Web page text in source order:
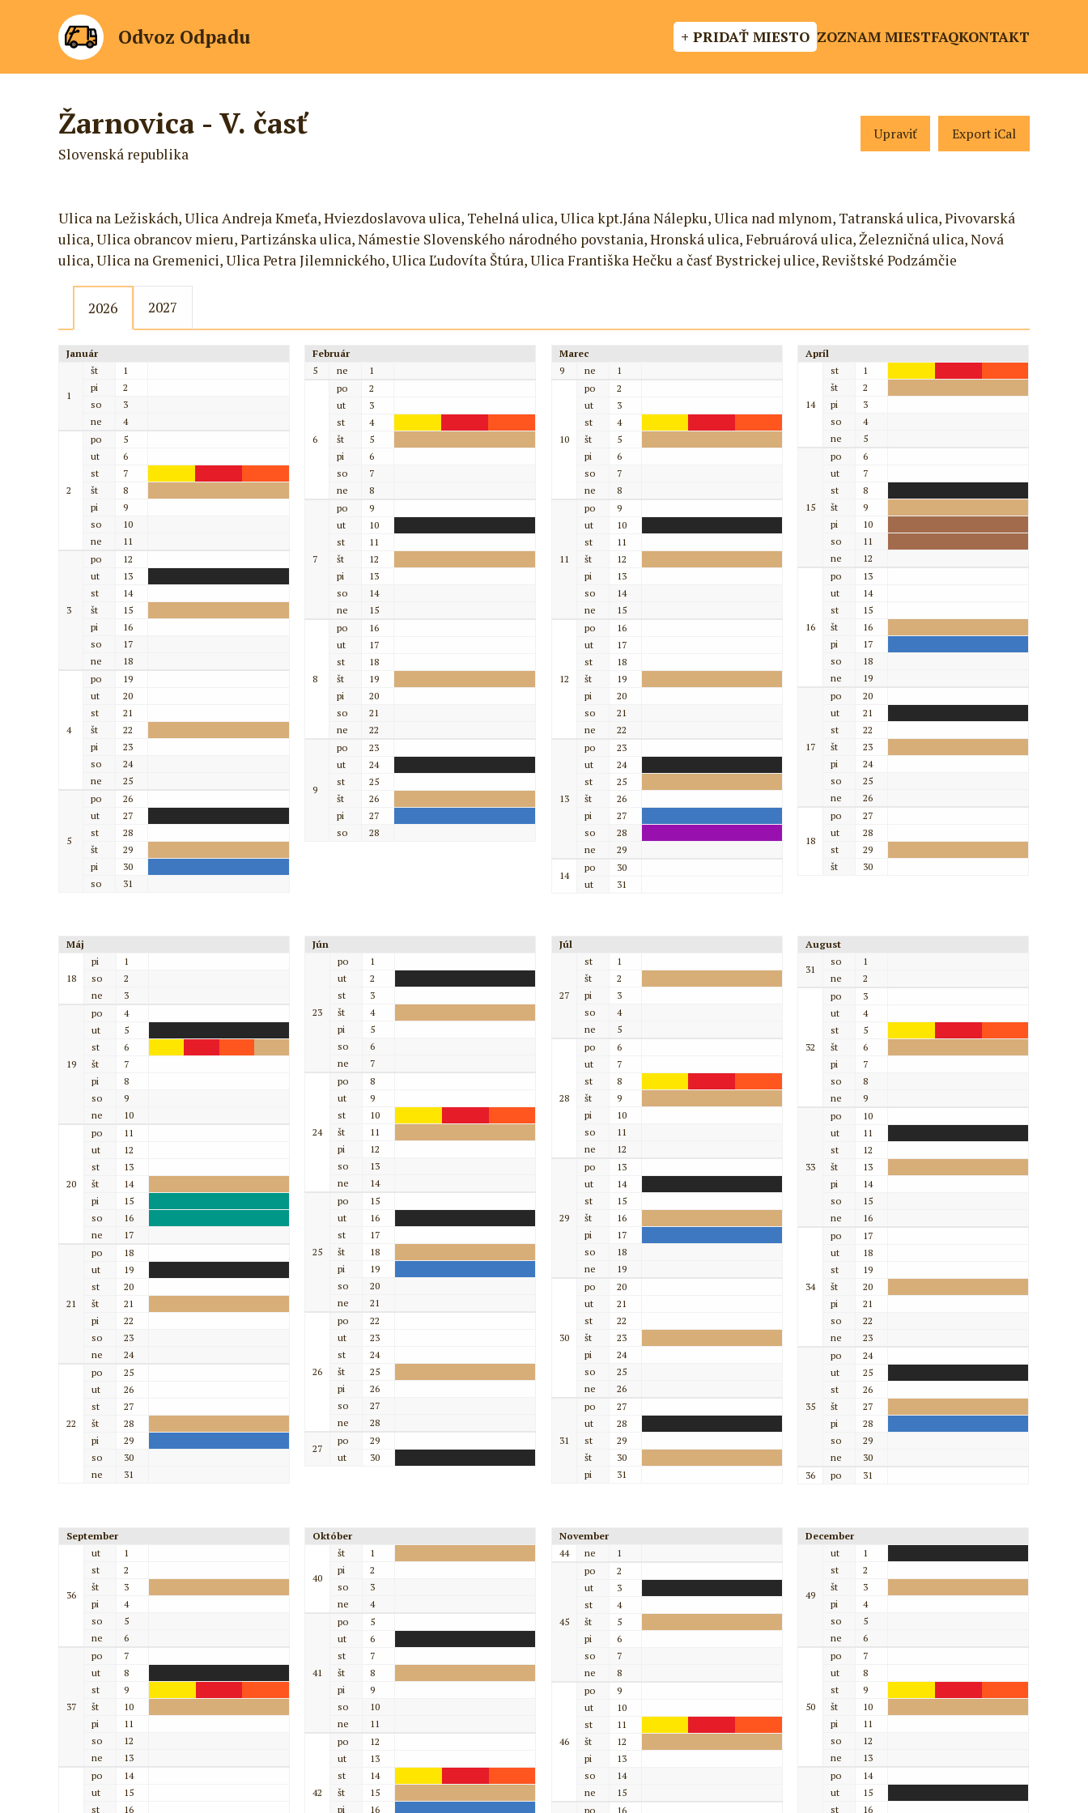
Odvoz Odpadu + PRIDAŤ MIESTO ZOZNAM MIESTFAQKONTAKT
Žarnovica - V. časť
Slovenská republika
Upraviť Export iCal
Ulica na Ležiskách, Ulica Andreja Kmeťa, Hviezdoslavova ulica, Tehelná ulica, Ulica kpt.Jána Nálepku, Ulica nad mlynom, Tatranská ulica, Pivovarská
ulica, Ulica obrancov mieru, Partizánska ulica, Námestie Slovenského národného povstania, Hronská ulica, Februárová ulica, Železničná ulica, Nová
ulica, Ulica na Gremenici, Ulica Petra Jilemnického, Ulica Ľudovíta Štúra, Ulica Františka Hečku a časť Bystrickej ulice, Revištské Podzámčie
2026 2027
Január
1
št
1
pi
2
so
3
ne
4
2
po
5
ut
6
st
7
št
8
pi
9
so
10
ne
11
3
po
12
ut
13
st
14
št
15
pi
16
so
17
ne
18
4
po
19
ut
20
st
21
št
22
pi
23
so
24
ne
25
5
po
26
ut
27
st
28
št
29
pi
30
so
31
Február
5
ne 1
6
po
2
ut
3
st
4
št
5
pi
6
so
7
ne
8
7
po
9
ut
10
st
11
št
12
pi
13
so
14
ne
15
8
po
16
ut
17
st
18
št
19
pi
20
so
21
ne
22
9
po
23
ut
24
st
25
št
26
pi
27
so
28
Marec
9
ne 1
10
po
2
ut
3
st
4
št
5
pi
6
so
7
ne
8
11
po
9
ut
10
st
11
št
12
pi
13
so
14
ne
15
12
po
16
ut
17
st
18
št
19
pi
20
so
21
ne
22
13
po
23
ut
24
st
25
št
26
pi
27
so
28
ne
29
14
po
30
ut
31
Apríl
14
st
1
št
2
pi
3
so
4
ne
5
15
po
6
ut
7
st
8
št
9
pi
10
so
11
ne
12
16
po
13
ut
14
st
15
št
16
pi
17
so
18
ne
19
17
po
20
ut
21
st
22
št
23
pi
24
so
25
ne
26
18
po
27
ut
28
st
29
št
30
Máj
18
pi
1
so
2
ne
3
19
po
4
ut
5
st
6
št
7
pi
8
so
9
ne
10
20
po
11
ut
12
st
13
št
14
pi
15
so
16
ne
17
21
po
18
ut
19
st
20
št
21
pi
22
so
23
ne
24
22
po
25
ut
26
st
27
št
28
pi
29
so
30
ne
31
Jún
23
po
1
ut
2
st
3
št
4
pi
5
so
6
ne
7
24
po
8
ut
9
st
10
št
11
pi
12
so
13
ne
14
25
po
15
ut
16
st
17
št
18
pi
19
so
20
ne
21
26
po
22
ut
23
st
24
št
25
pi
26
so
27
ne
28
27
po
29
ut
30
Júl
27
st
1
št
2
pi
3
so
4
ne
5
28
po
6
ut
7
st
8
št
9
pi
10
so
11
ne
12
29
po
13
ut
14
st
15
št
16
pi
17
so
18
ne
19
30
po
20
ut
21
st
22
št
23
pi
24
so
25
ne
26
31
po
27
ut
28
st
29
št
30
pi
31
August
31
so
1
ne
2
32
po
3
ut
4
st
5
št
6
pi
7
so
8
ne
9
33
po
10
ut
11
st
12
št
13
pi
14
so
15
ne
16
34
po
17
ut
18
st
19
št
20
pi
21
so
22
ne
23
35
po
24
ut
25
st
26
št
27
pi
28
so
29
ne
30
36
po 31
September
36
ut
1
st
2
št
3
pi
4
so
5
ne
6
37
po
7
ut
8
st
9
št
10
pi
11
so
12
ne
13
po
14
ut
15
st
16
Október
40
št
1
pi
2
so
3
ne
4
41
po
5
ut
6
st
7
št
8
pi
9
so
10
ne
11
42
po
12
ut
13
st
14
št
15
pi
16
November
44
ne 1
45
po
2
ut
3
st
4
št
5
pi
6
so
7
ne
8
46
po
9
ut
10
st
11
št
12
pi
13
so
14
ne
15
po
16
December
49
ut
1
st
2
št
3
pi
4
so
5
ne
6
50
po
7
ut
8
st
9
št
10
pi
11
so
12
ne
13
po
14
ut
15
st
16